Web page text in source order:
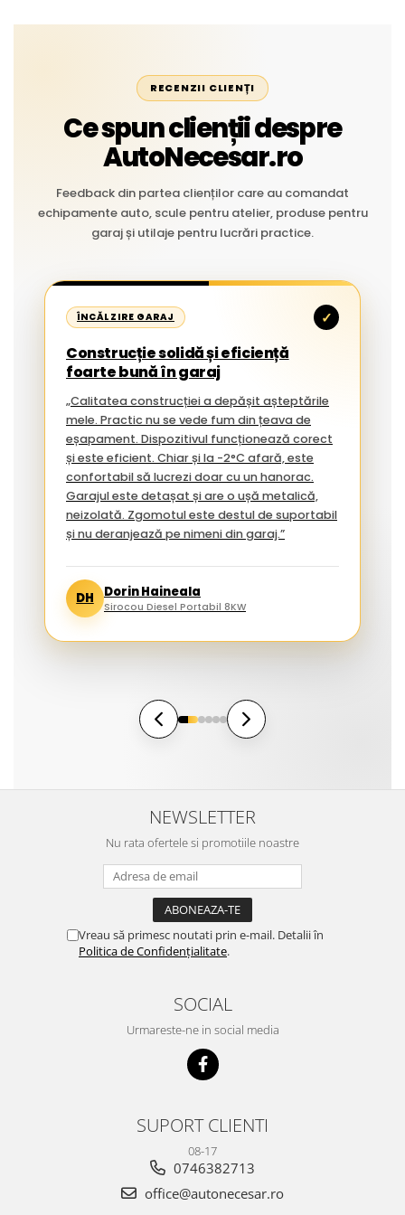
RECENZII CLIENȚI
Ce spun clienții despre
AutoNecesar.ro
Feedback din partea clienților care au comandat
echipamente auto, scule pentru atelier, produse pentru
garaj și utilaje pentru lucrări practice.
ÎNCĂLZIRE GARAJ ✓
Construcție solidă și eficiență
foarte bună în garaj
„Calitatea construcției a depășit așteptările
mele. Practic nu se vede fum din țeava de
eșapament. Dispozitivul funcționează corect
și este eficient. Chiar și la -2°C afară, este
confortabil să lucrezi doar cu un hanorac.
Garajul este detașat și are o ușă metalică,
neizolată. Zgomotul este destul de suportabil
și nu deranjează pe nimeni din garaj.”
DH Dorin Haineala
Sirocou Diesel Portabil 8KW
NEWSLETTER
Nu rata ofertele si promotiile noastre
Vreau să primesc noutati prin e-mail. Detalii în
Politica de Confidențialitate.
SOCIAL
Urmareste-ne in social media
SUPORT CLIENTI
08-17
0746382713
office@autonecesar.ro